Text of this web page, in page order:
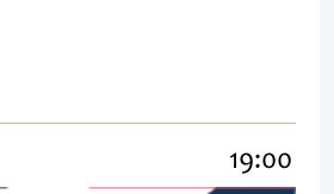
19:00